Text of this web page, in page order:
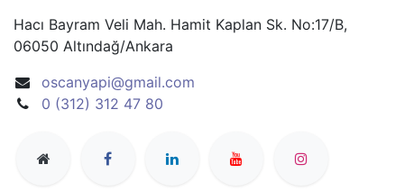
Hacı Bayram Veli Mah. Hamit Kaplan Sk. No:17/B,
06050 Altındağ/Ankara
oscanyapi@gmail.com
0 (312) 312 47 80